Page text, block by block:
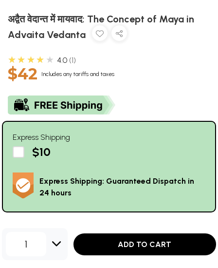
अद्वैत वेदान्त में मायवाद: The Concept of Maya in
Advaita Vedanta
★★★★★ 4.0 1
$42 Includes any tariffs and taxes
Express Shipping
$10
Express Shipping: Guaranteed Dispatch in
24 hours
1 ADD TO CART